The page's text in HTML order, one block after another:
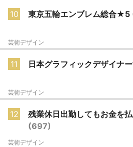
10 東京五輪エンブレム総合★5
芸術デザイン
11 日本グラフィックデザイナ
芸術デザイン
12
残業休日出勤してもお金を
(697)
芸術デザイン